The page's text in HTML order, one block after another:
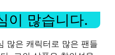
이 많습니다.
많은 캐릭터로 많은 팬들